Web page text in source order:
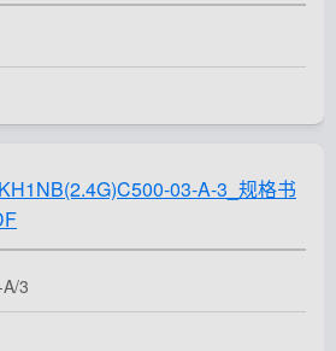
03-A-3_规格书
3